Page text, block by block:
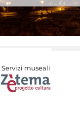
Servizi museali